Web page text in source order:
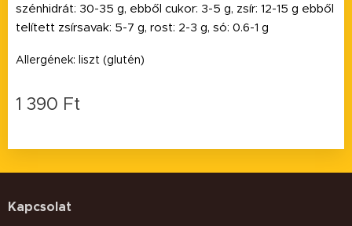
szénhidrát: 30-35 g, ebből cukor: 3-5 g, zsír: 12-15 g ebből
telített zsírsavak: 5-7 g, rost: 2-3 g, só: 0.6-1 g
Allergének: liszt (glutén)
1 390 Ft
Kapcsolat